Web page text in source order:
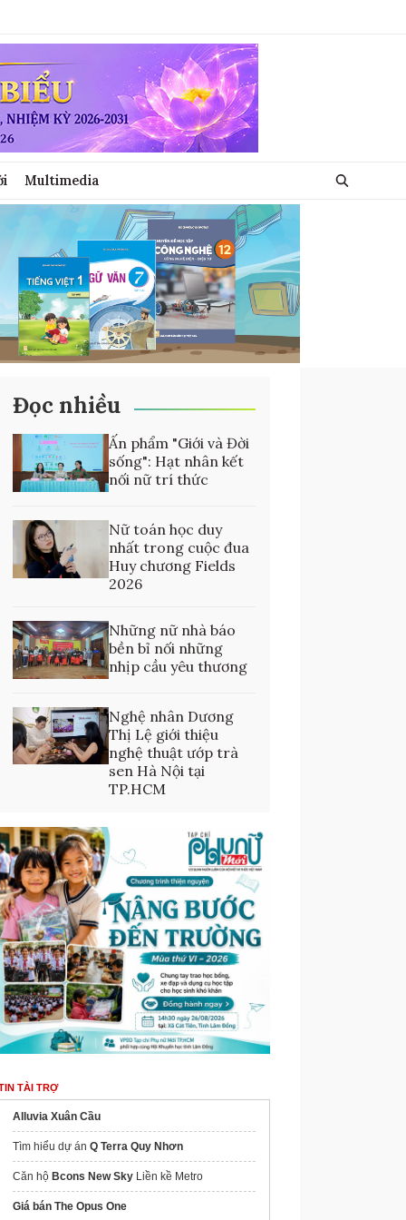
Multimedia
Đọc nhiều
Ấn phẩm "Giới và Đời
sống": Hạt nhân kết
nối nữ trí thức
Nữ toán học duy
nhất trong cuộc đua
Huy chương Fields
2026
Những nữ nhà báo
bền bỉ nối những
nhịp cầu yêu thương
Nghệ nhân Dương
Thị Lệ giới thiệu
nghệ thuật ướp trà
sen Hà Nội tại
TP.HCM
TÀI TRỢ
Alluvia Xuân Cầu
Tìm hiểu dự án Q Terra Quy Nhơn
Căn hộ Bcons New Sky Liền kề Metro
Giá bán The Opus One